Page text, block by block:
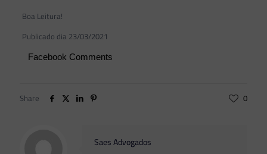
Boa Leitura!
Publicado dia 23/03/2021
Facebook Comments
Share 0
Saes Advogados